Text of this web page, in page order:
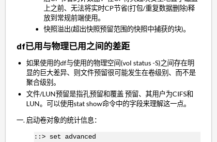
上之前、无法将实时CP节省(打包/重复数据删除)释
放到常规前端使用。
快照溢出(超出快照预留范围的快照中捕获的块)。
df已用与物理已用之间的差距
如果使用的df与使用的物理空间(vol status -S)之间存在明
显的巨大差异、则文件预留很可能发生在卷级别、而不是
聚合级别。
文件/LUN预留是指孔预留和覆盖 预留、其用户为CIFS和
LUN。可以使用stat show命令中的字段来理解这一点。
启动卷对象的统计信息：
::> set advanced